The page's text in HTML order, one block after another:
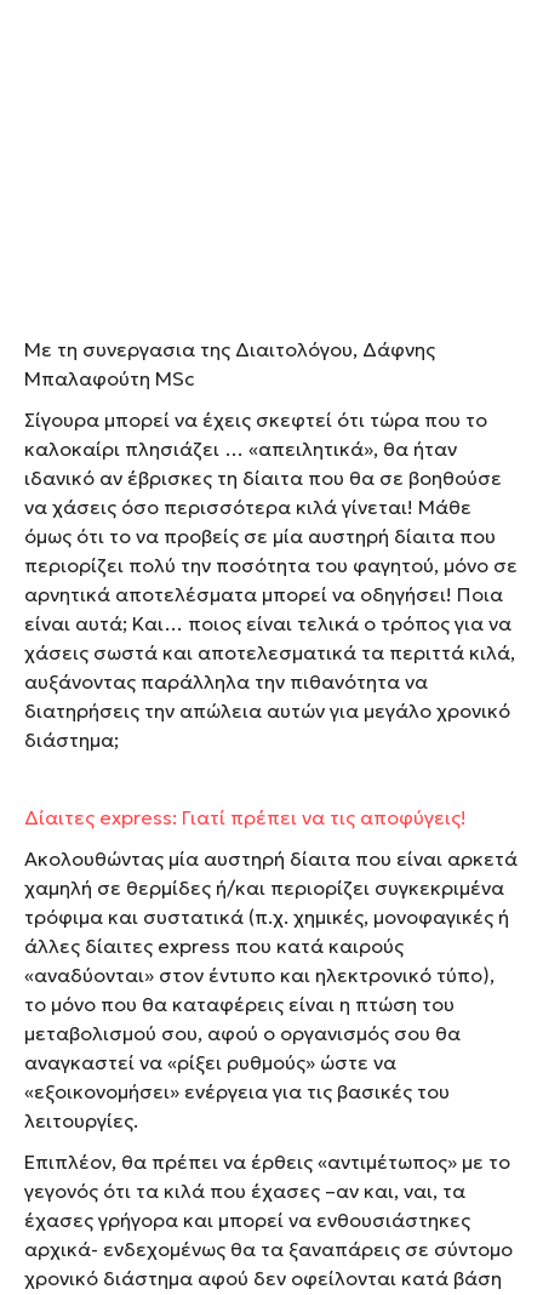
Με τη συνεργασια της Διαιτολόγου, Δάφνης
Μπαλαφούτη ΜSc
Σίγουρα μπορεί να έχεις σκεφτεί ότι τώρα που το
καλοκαίρι πλησιάζει … «απειλητικά», θα ήταν
ιδανικό αν έβρισκες τη δίαιτα που θα σε βοηθούσε
να χάσεις όσο περισσότερα κιλά γίνεται! Μάθε
όμως ότι το να προβείς σε μία αυστηρή δίαιτα που
περιορίζει πολύ την ποσότητα του φαγητού, μόνο σε
αρνητικά αποτελέσματα μπορεί να οδηγήσει! Ποια
είναι αυτά; Και… ποιος είναι τελικά ο τρόπος για να
χάσεις σωστά και αποτελεσματικά τα περιττά κιλά,
αυξάνοντας παράλληλα την πιθανότητα να
διατηρήσεις την απώλεια αυτών για μεγάλο χρονικό
διάστημα;
Δίαιτες express: Γιατί πρέπει να τις αποφύγεις!
Ακολουθώντας μία αυστηρή δίαιτα που είναι αρκετά
χαμηλή σε θερμίδες ή/και περιορίζει συγκεκριμένα
τρόφιμα και συστατικά (π.χ. χημικές, μονοφαγικές ή
άλλες δίαιτες express που κατά καιρούς
«αναδύονται» στον έντυπο και ηλεκτρονικό τύπο),
το μόνο που θα καταφέρεις είναι η πτώση του
μεταβολισμού σου, αφού ο οργανισμός σου θα
αναγκαστεί να «ρίξει ρυθμούς» ώστε να
«εξοικονομήσει» ενέργεια για τις βασικές του
λειτουργίες.
Επιπλέον, θα πρέπει να έρθεις «αντιμέτωπος» με το
γεγονός ότι τα κιλά που έχασες –αν και, ναι, τα
έχασες γρήγορα και μπορεί να ενθουσιάστηκες
αρχικά- ενδεχομένως θα τα ξαναπάρεις σε σύντομο
χρονικό διάστημα αφού δεν οφείλονται κατά βάση